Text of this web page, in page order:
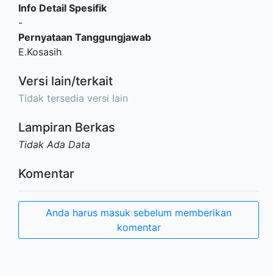
Info Detail Spesifik
-
Pernyataan Tanggungjawab
E.Kosasih
Versi lain/terkait
Tidak tersedia versi lain
Lampiran Berkas
Tidak Ada Data
Komentar
Anda harus masuk sebelum memberikan
komentar